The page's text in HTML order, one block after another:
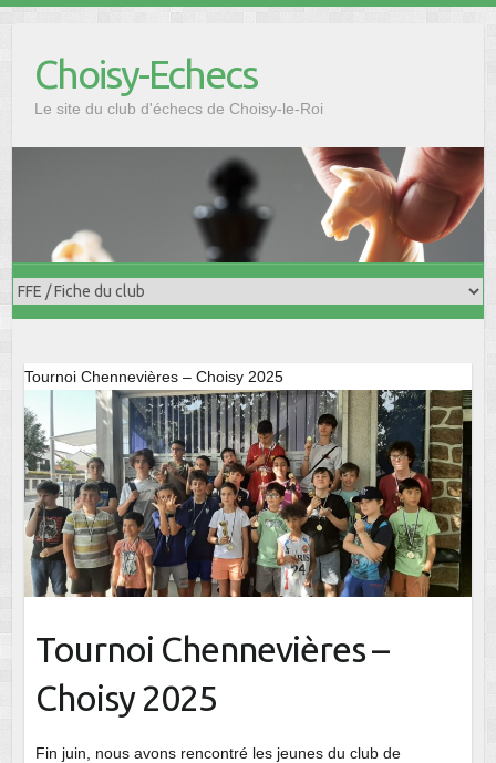
contentChoisy-Echecs
Le site du club d'échecs de Choisy-le-Roi
Tournoi Chennevières – Choisy 2025
Tournoi Chennevières –
Choisy 2025
Fin juin, nous avons rencontré les jeunes du club de